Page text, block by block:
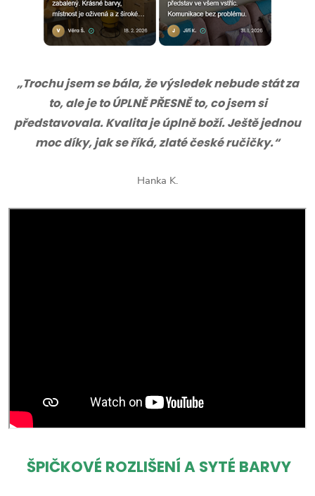
„Trochu jsem se bála, že výsledek nebude stát za
to, ale je to ÚPLNĚ PŘESNĚ to, co jsem si
představovala. Kvalita je úplně boží. Ještě jednou
moc díky, jak se říká, zlaté české ručičky.“
Hanka K.
ŠPIČKOVÉ ROZLIŠENÍ A SYTÉ BARVY